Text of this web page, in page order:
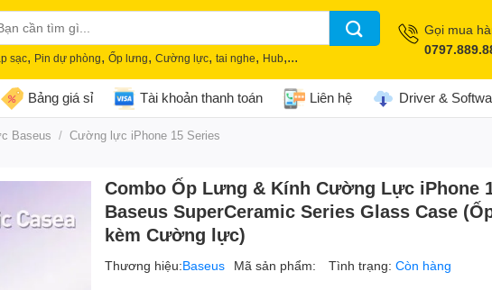
sạc, Pin dự phòng, Ốp lưng, Cường lực, tai nghe, Hub,...
Gọi mua
Bảng giá sỉ Tài khoản thanh toán Liên hệ Driver &
Baseus / Cường lực iPhone 15 Series
Combo Ốp Lưng & Kính Cường Lực iPhone
Baseus SuperCeramic Series Glass Case
kèm Cường lực)
Thương hiệu:Baseus Mã sản phẩm: Tình trạng: Còn hàng